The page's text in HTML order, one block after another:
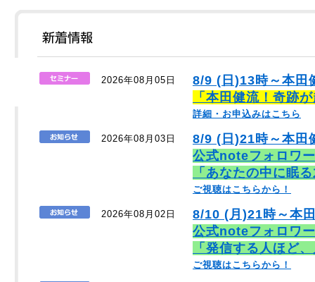
2026年08月05日
8/9 (日)13時～本田
「本田健流！奇跡
詳細・お申込みはこちら
2026年08月03日
8/9 (日)21時～本田
公式noteフォロワ
「あなたの中に眠
ご視聴はこちらから！
2026年08月02日
8/10 (月)21時～本
公式noteフォロワ
「発信する人ほど
ご視聴はこちらから！